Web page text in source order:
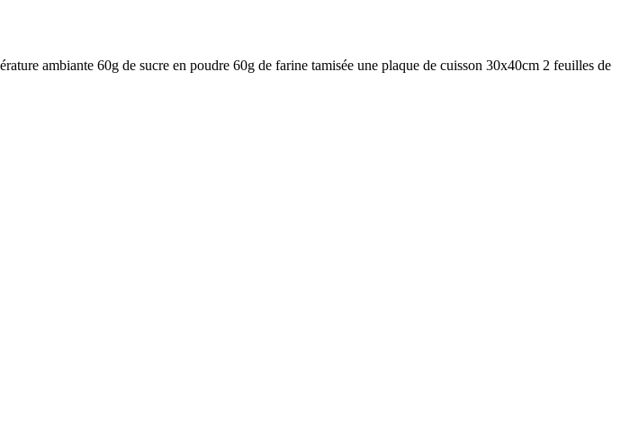
ambiante 60g de sucre en poudre 60g de farine tamisée une plaque de cuisson 30x40cm 2 feuilles de